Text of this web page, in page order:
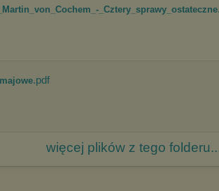
_Cztery_sprawy_ostateczne
.pdf
więcej plików z tego